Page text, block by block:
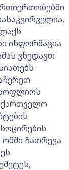
ინფორმაცია
ვხედავთ
ჩათრევა